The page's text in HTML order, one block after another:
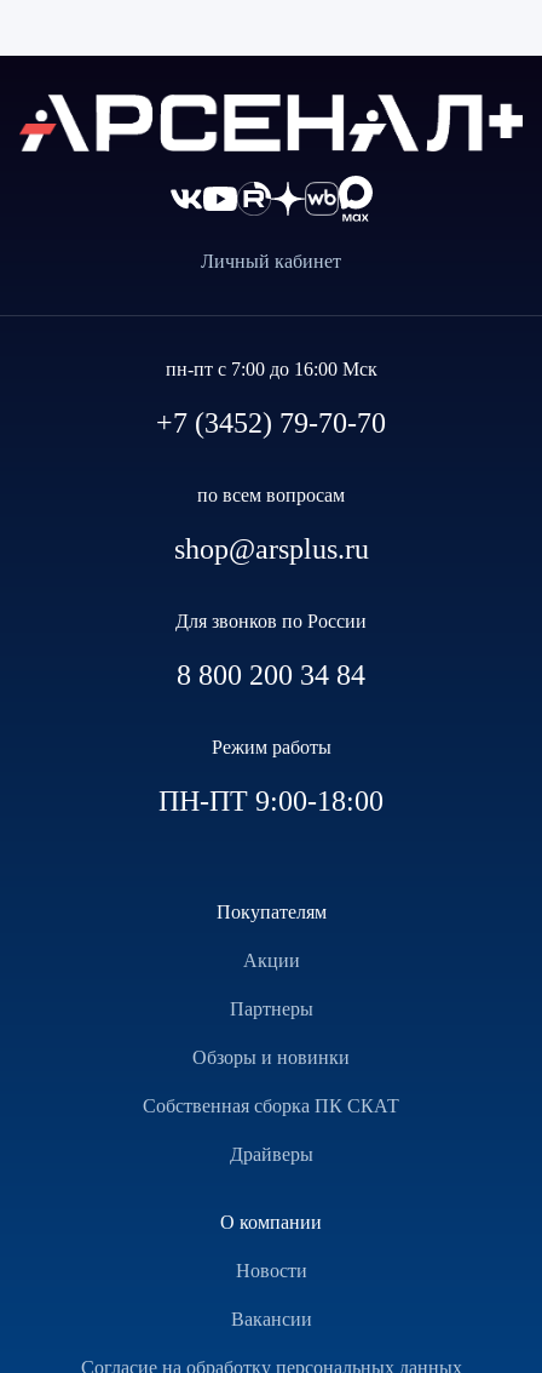
Личный кабинет
пн-пт с 7:00 до 16:00 Мск
+7 (3452) 79-70-70
по всем вопросам
shop@arsplus.ru
Для звонков по России
8 800 200 34 84
Режим работы
ПН-ПТ 9:00-18:00
Покупателям
Акции
Партнеры
Обзоры и новинки
Собственная сборка ПК СКАТ
Драйверы
О компании
Новости
Вакансии
Согласие на обработку персональных данных